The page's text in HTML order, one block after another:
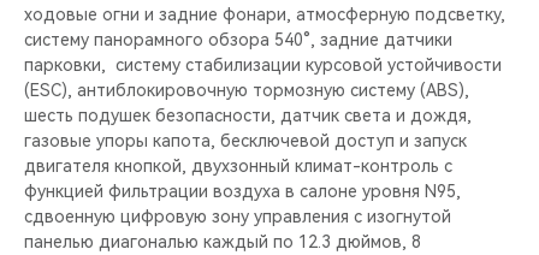
ходовые огни и задние фонари, атмосферную подсветку,
систему панорамного обзора 540°, задние датчики
парковки, систему стабилизации курсовой устойчивости
(ESC), антиблокировочную тормозную систему (ABS),
шесть подушек безопасности, датчик света и дождя,
газовые упоры капота, бесключевой доступ и запуск
двигателя кнопкой, двуxзонный климат-контроль с
функцией фильтрации воздуха в салоне уровня N95,
сдвоенную цифровую зону управления с изогнутой
панелью диагональю каждый по 12.3 дюймов, 8